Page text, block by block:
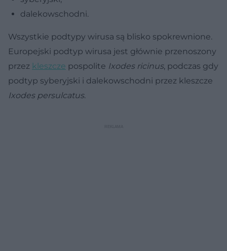
dalekowschodni.
Wszystkie podtypy wirusa są blisko spokrewnione.
Europejski podtyp wirusa jest głównie przenoszony
przez kleszcze pospolite Ixodes ricinus, podczas gdy
podtyp syberyjski i dalekowschodni przez kleszcze
Ixodes persulcatus.